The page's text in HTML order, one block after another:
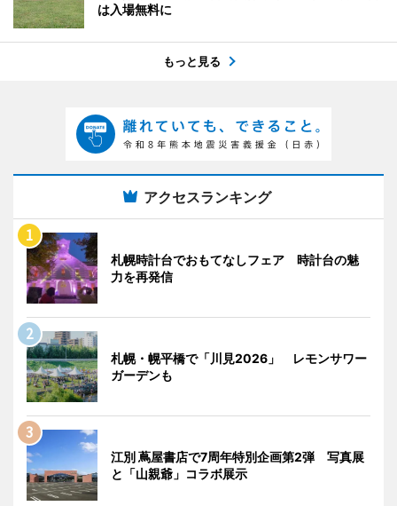
は入場無料に
もっと見る
アクセスランキング
札幌時計台でおもてなしフェア 時計台の魅
力を再発信
札幌・幌平橋で「川見2026」 レモンサワー
ガーデンも
江別 蔦屋書店で7周年特別企画第2弾 写真展
と「山親爺」コラボ展示